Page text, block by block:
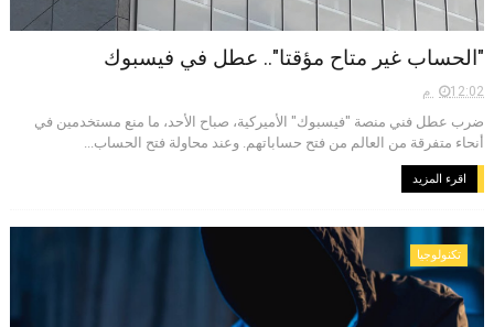
"الحساب غير متاح مؤقتا".. عطل في فيسبوك
12:02 م
ضرب عطل فني منصة "فيسبوك" الأميركية، صباح الأحد، ما منع مستخدمين في
أنحاء متفرقة من العالم من فتح حساباتهم. وعند محاولة فتح الحساب...
اقرء المزيد
تكنولوجيا